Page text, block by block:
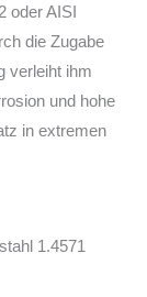
oder AISI
die Zugabe
verleiht ihm
und hohe
in extremen
1.4571